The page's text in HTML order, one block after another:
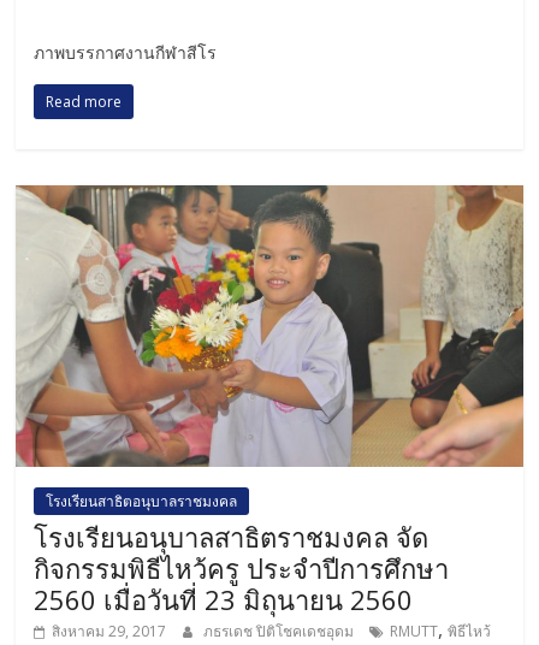
ภาพบรรกาศงานกีฬาสีโร
Read more
โรงเรียนสาธิตอนุบาลราชมงคล
โรงเรียนอนุบาลสาธิตราชมงคล จัด
กิจกรรมพิธีไหว้ครู ประจำปีการศึกษา
2560 เมื่อวันที่ 23 มิถุนายน 2560
สิงหาคม 29, 2017 ภธรเดช ปิติโชคเดชอุดม RMUTT,พิธีไหว้